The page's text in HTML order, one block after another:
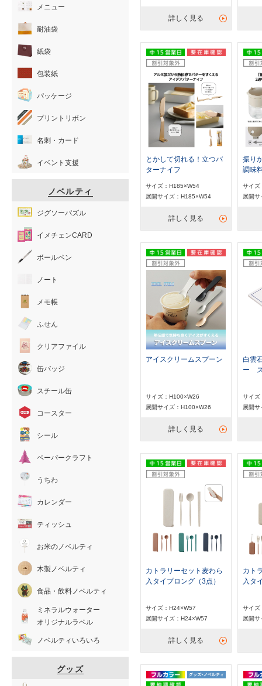
詳しく見る
とかして切れる！立つバ
ターナイフ
サイズ：H185×W54
展開サイズ：H185×W54
詳しく見る
振り
調味
サイズ
展開
アイスクリームスプーン
サイズ：H100×W26
展開サイズ：H100×W26
詳しく見る
白雲
ー
サイズ
展開
カトラリーセット麦わら
入タイプロング（3点）
サイズ：H24×W57
展開サイズ：H24×W57
詳しく見る
カト
入タ
サイズ
展開
メニュー
耐油袋
紙袋
包装紙
パッケージ
プリントリボン
名刺・カード
イベント支援
ノベルティ
ジグソーパズル
イメチェンCARD
ボールペン
ノート
メモ帳
ふせん
クリアファイル
缶バッジ
スチール缶
コースター
シール
ペーパークラフト
うちわ
カレンダー
ティッシュ
お米のノベルティ
木製ノベルティ
食品・飲料ノベルティ
ミネラルウォーター
オリジナルラベル
ノベルティいろいろ
グッズ